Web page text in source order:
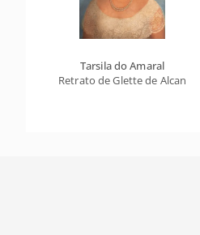
Tarsila do Amaral
Retrato de Glette de Alcantara